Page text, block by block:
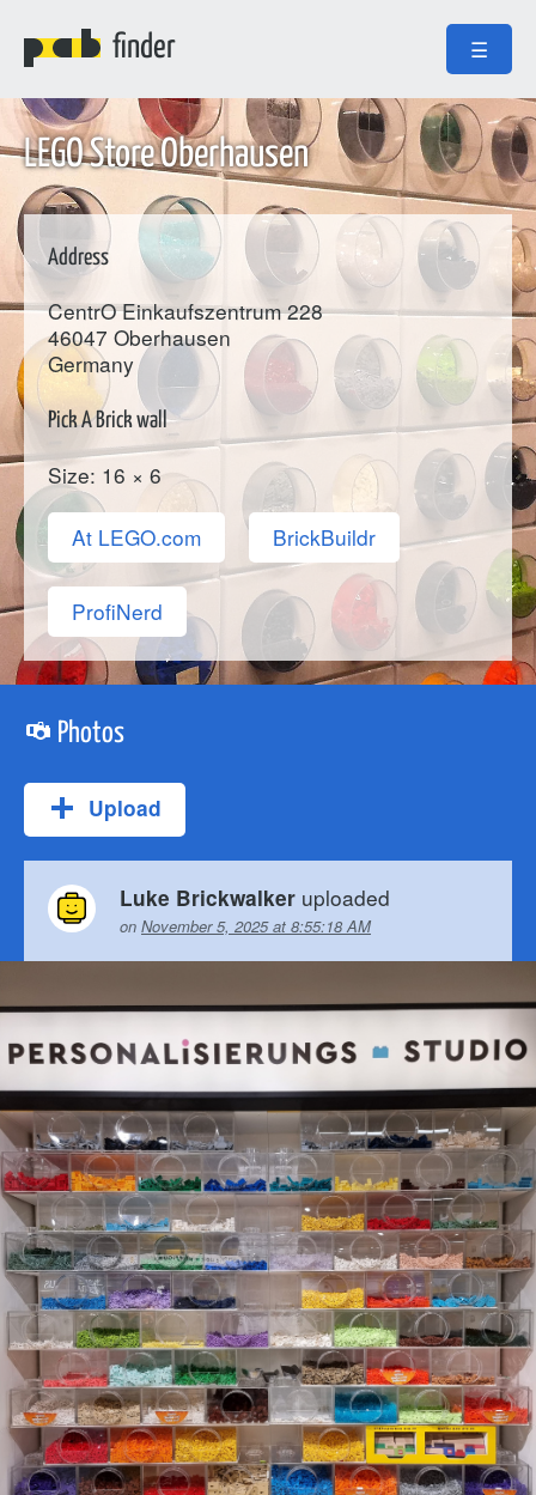
finder ☰
LEGO Store Oberhausen
Address
CentrO Einkaufszentrum 228
46047 Oberhausen
Germany
Pick A Brick wall
Size: 16 × 6
At LEGO.com BrickBuildr
ProfiNerd
Photos
Upload
Luke Brickwalker uploaded
on November 5, 2025 at 8:55:18 AM